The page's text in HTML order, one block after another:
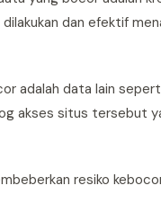
dan efektif
adalah data lain
akses situs tersebut
resiko